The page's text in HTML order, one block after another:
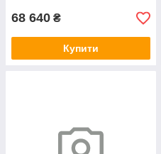
68 640 ₴
Купити